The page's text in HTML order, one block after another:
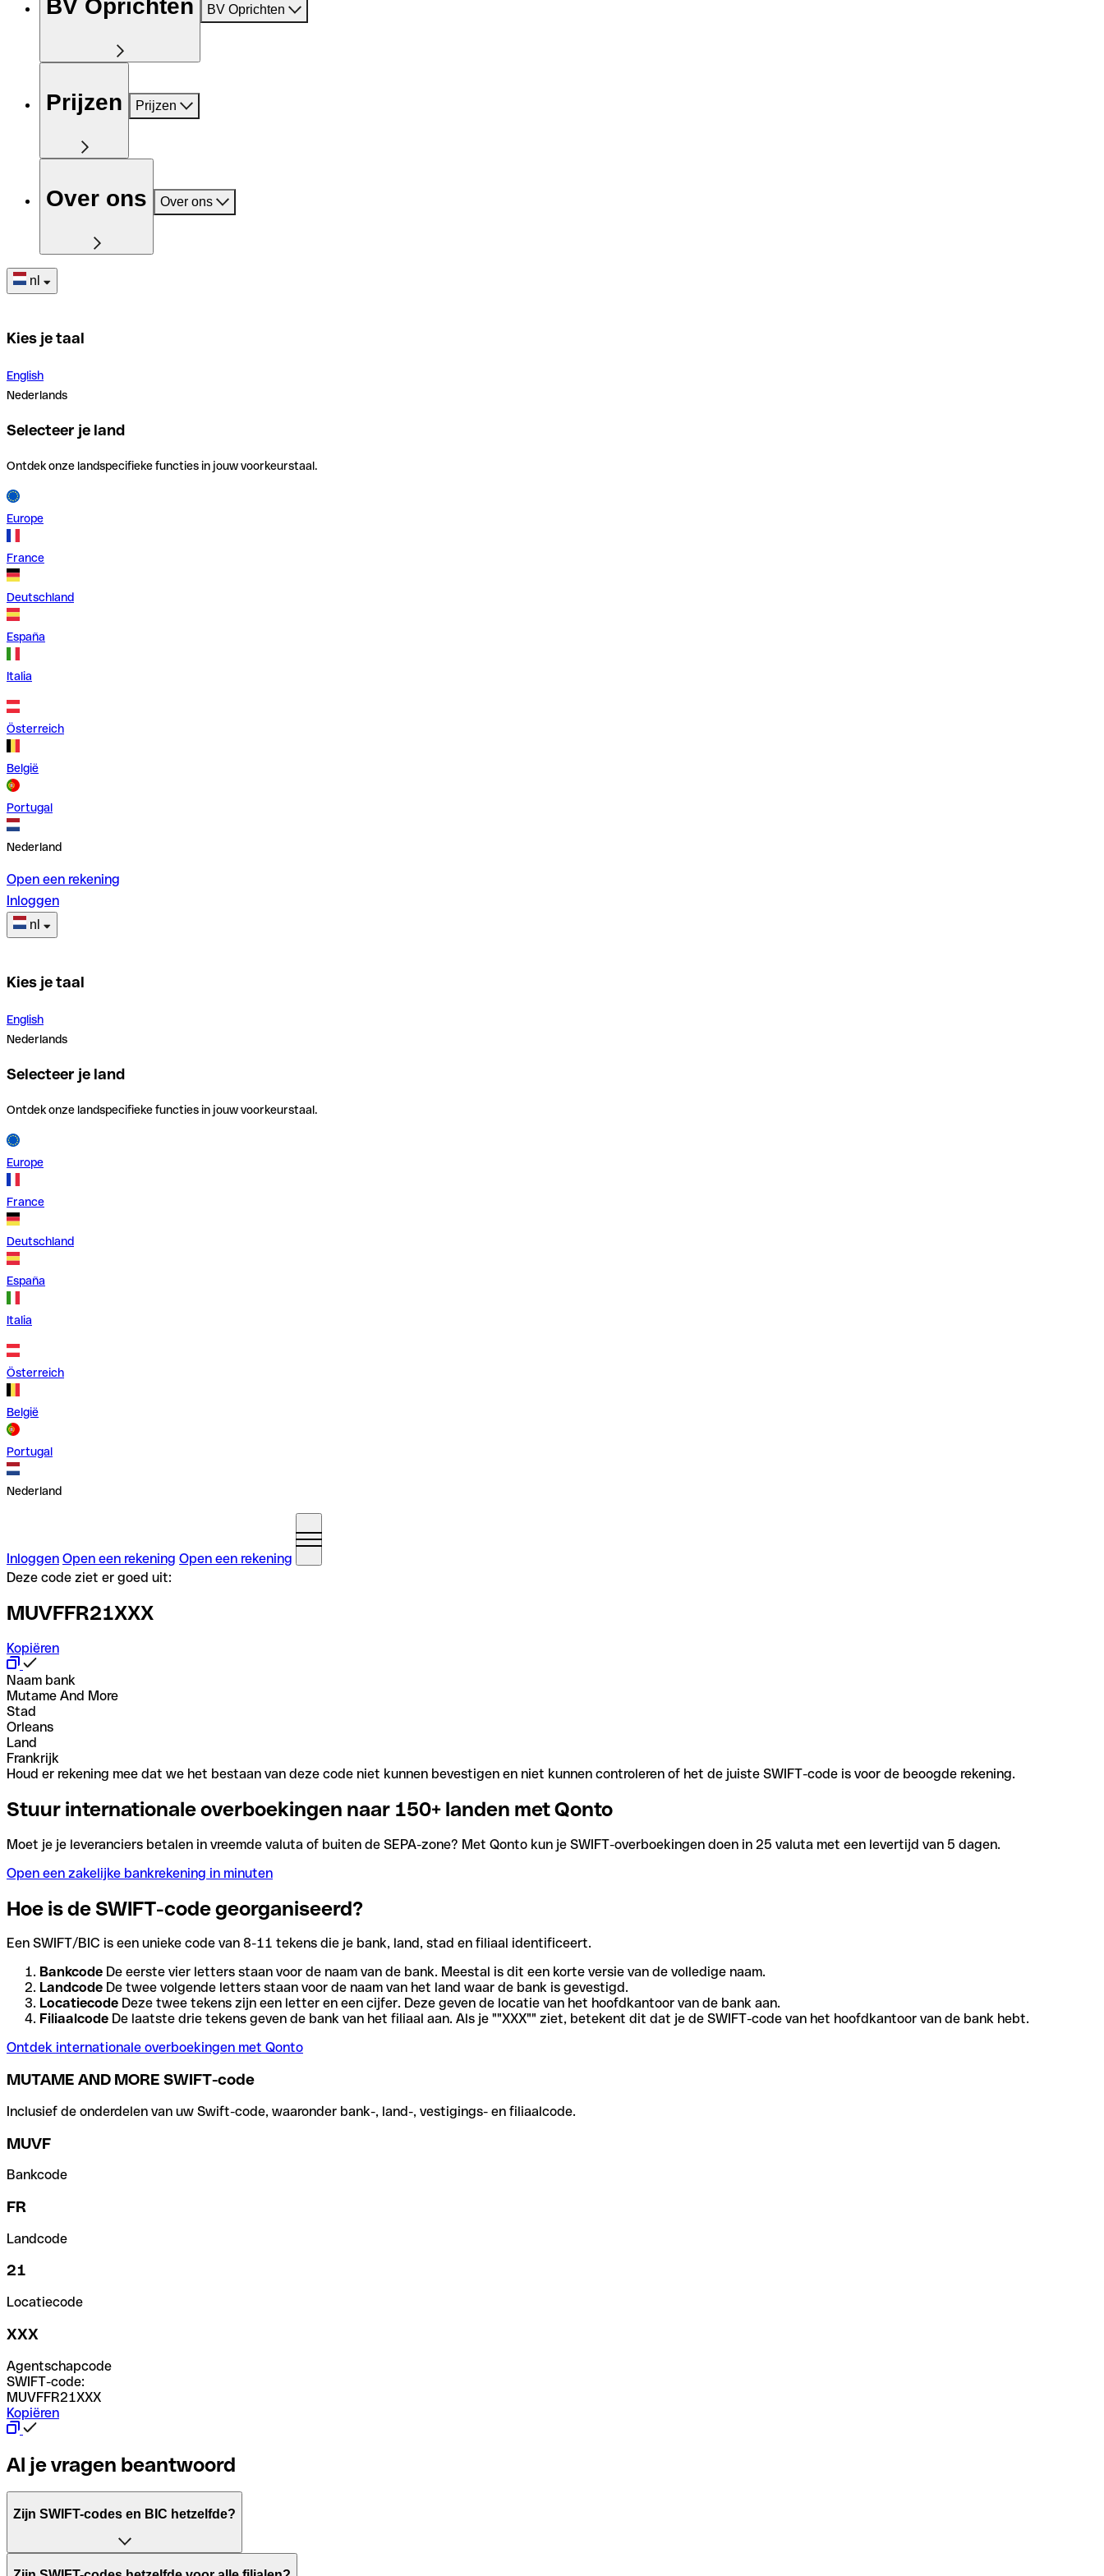
BV Oprichten BV Oprichten
Prijzen Prijzen
Over ons Over ons
nl
Kies je taal
English
Nederlands
Selecteer je land
Ontdek onze landspecifieke functies in jouw voorkeurstaal.
Europe
France
Deutschland
España
Italia
Österreich
België
Portugal
Nederland
Open een rekening
Inloggen
nl
Kies je taal
English
Nederlands
Selecteer je land
Ontdek onze landspecifieke functies in jouw voorkeurstaal.
Europe
France
Deutschland
España
Italia
Österreich
België
Portugal
Nederland
Inloggen Open een rekening Open een rekening
Deze code ziet er goed uit:
MUVFFR21XXX
Kopiëren
Naam bank
Mutame And More
Stad
Orleans
Land
Frankrijk
Houd er rekening mee dat we het bestaan van deze code niet kunnen bevestigen en niet kunnen controleren of het de juiste SWIFT-code is voor de beoogde rekening.
Stuur internationale overboekingen naar 150+ landen met Qonto
Moet je je leveranciers betalen in vreemde valuta of buiten de SEPA-zone? Met Qonto kun je SWIFT-overboekingen doen in 25 valuta met een levertijd van 5 dagen.
Open een zakelijke bankrekening in minuten
Hoe is de SWIFT-code georganiseerd?
Een SWIFT/BIC is een unieke code van 8-11 tekens die je bank, land, stad en filiaal identificeert.
Bankcode De eerste vier letters staan voor de naam van de bank. Meestal is dit een korte versie van de volledige naam.
Landcode De twee volgende letters staan voor de naam van het land waar de bank is gevestigd.
Locatiecode Deze twee tekens zijn een letter en een cijfer. Deze geven de locatie van het hoofdkantoor van de bank aan.
Filiaalcode De laatste drie tekens geven de bank van het filiaal aan. Als je ""XXX"" ziet, betekent dit dat je de SWIFT-code van het hoofdkantoor van de bank hebt.
Ontdek internationale overboekingen met Qonto
MUTAME AND MORE SWIFT-code
Inclusief de onderdelen van uw Swift-code, waaronder bank-, land-, vestigings- en filiaalcode.
MUVF
Bankcode
FR
Landcode
21
Locatiecode
XXX
Agentschapcode
SWIFT-code:
MUVFFR21XXX
Kopiëren
Al je vragen beantwoord
Zijn SWIFT-codes en BIC hetzelfde?